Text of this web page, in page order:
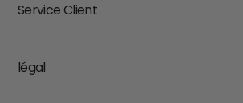
Service Client
légal